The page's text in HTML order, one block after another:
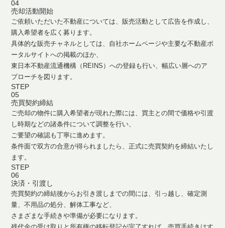
04
売却活動開始
ご依頼いただいた不動産については、販売活動として広告を作成し、
購入希望者を広く募ります。
具体的な販売チャネルとしては、自社ホームページや主要な不動産ポ
ータルサイトへの掲載のほか、
東日本不動産流通機構（REINS）への登録も行い、幅広い層へのア
プローチを図ります。
STEP
05
売買契約締結
ご売却の物件に購入希望者が現れた際には、買主との間で価格や引渡
し時期などの諸条件について調整を行い、
ご要望の確認も丁寧に進めます。
条件面で双方の合意が得られましたら、正式に売買契約を締結いたし
ます。
STEP
06
決済・引渡し
売買契約の締結後からお引き渡しまでの間には、引っ越し、確定測
量、不用品の処分、解体工事など、
さまざまな手続きや準備が必要になります。